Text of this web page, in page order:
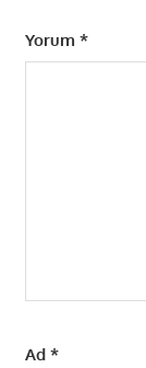
Yorum *
Ad *